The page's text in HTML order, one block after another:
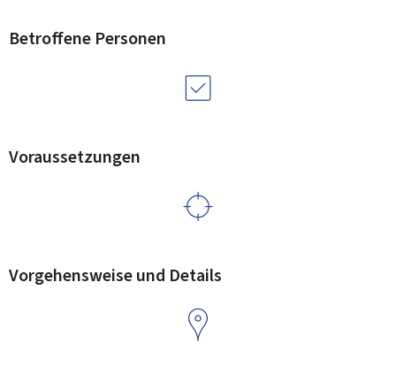
Betroffene Personen
Voraussetzungen
Vorgehensweise und Details